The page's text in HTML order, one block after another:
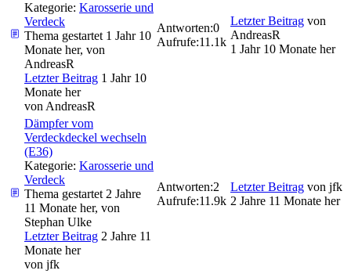
Kategorie: Karosserie und
Verdeck
Thema gestartet 1 Jahr 10
Monate her, von
AndreasR
Letzter Beitrag 1 Jahr 10
Monate her
von AndreasR
Antworten:0
Aufrufe:11.1k
Letzter Beitrag von
AndreasR
1 Jahr 10 Monate her
Dämpfer vom
Verdeckdeckel wechseln
(E36)
Kategorie: Karosserie und
Verdeck
Thema gestartet 2 Jahre
11 Monate her, von
Stephan Ulke
Letzter Beitrag 2 Jahre 11
Monate her
von jfk
Antworten:2
Aufrufe:11.9k
Letzter Beitrag von jfk
2 Jahre 11 Monate her